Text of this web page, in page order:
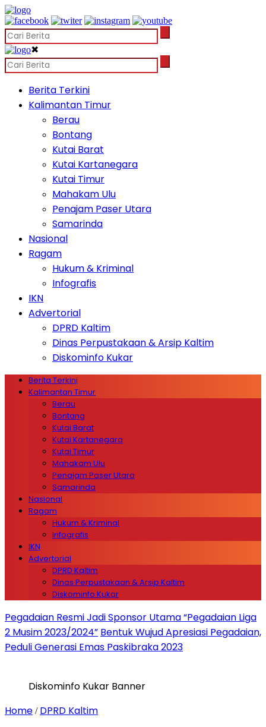
✖
Berita Terkini
Kalimantan Timur
Berau
Bontang
Kutai Barat
Kutai Kartanegara
Kutai Timur
Mahakam Ulu
Penajam Paser Utara
Samarinda
Nasional
Ragam
Hukum & Kriminal
Infografis
IKN
Advertorial
DPRD Kaltim
Dinas Perpustakaan & Arsip Kaltim
Diskominfo Kukar
Berita Terkini
Kalimantan Timur
Berau
Bontang
Kutai Barat
Kutai Kartanegara
Kutai Timur
Mahakam Ulu
Penajam Paser Utara
Samarinda
Nasional
Ragam
Hukum & Kriminal
Infografis
IKN
Advertorial
DPRD Kaltim
Dinas Perpustakaan & Arsip Kaltim
Diskominfo Kukar
Pegadaian Resmi Jadi Sponsor Utama “Pegadaian Liga
2 Musim 2023/2024” Bentuk Wujud Apresiasi Pegadaian,
Peduli Generasi Emas Paskibraka 2023
Diskominfo Kukar Banner
Home / DPRD Kaltim